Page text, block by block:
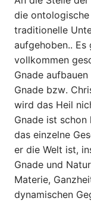
die
traditionelle
aufgehoben..
vollkommen
Gnade
Gnade bzw.
wird das Heil
Gnade ist
das einzelne
er die Welt ist,
Gnade und
Materie,
dynamischen